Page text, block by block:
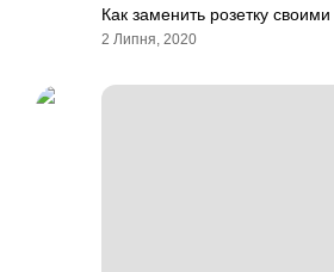
Как заменить розетку
2 Липня, 2020